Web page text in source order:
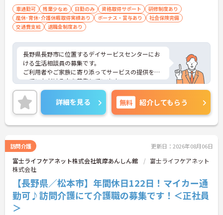
免許（AT限定可）：必須
車通勤可 残業少なめ 日勤のみ 資格取得サポート
研修制度あり
産休･育休･介護休暇取得実績あり
ボーナス・賞与あり
社会保険完備
交通費支給
退職金制度あり
長野県長野市に位置するデイサービスセンターにお
ける生活相談員の募集です。
ご利用者やご家族に寄り添ってサービスの提供を行
っていただける方を募集しています。
ご興味のある方には、面接対策ポイントなど、さら
に詳細をご案内しますのでお気軽にご相談くださ
い！
詳細を見る 無料 紹介してもらう
訪問介護 更新日：2026年08月06日
富士ライフケアネット株式会社筑摩あんしん館
富士ライフケアネット
株式会社
【長野県／松本市】年間休日122日！マイカー通
勤可♪訪問介護にて介護職の募集です！＜正社員
＞